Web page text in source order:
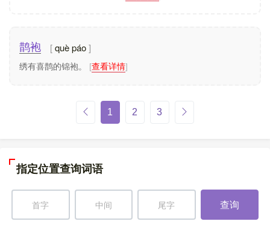
鹊袍 què páo
绣有喜鹊的锦袍。 [查看详情]
1 2 3
指定位置查询词语
查询